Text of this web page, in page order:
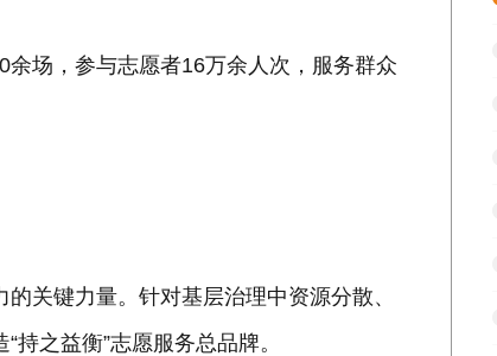
场，参与志愿者16万余人次，服务群众
关键力量。针对基层治理中资源分散、
之益衡”志愿服务总品牌。